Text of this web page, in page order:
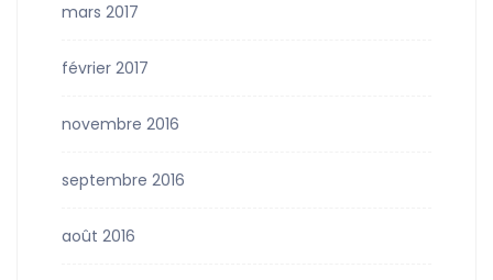
mars 2017
février 2017
novembre 2016
septembre 2016
août 2016